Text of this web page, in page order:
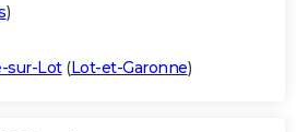
)
sur-Lot(Lot-et-Garonne)